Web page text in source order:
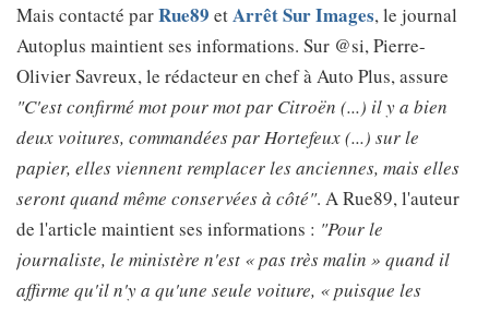
Mais contacté parRue89 etArrêt Sur Images, le journal
Autoplus maintient ses informations. Sur @si, Pierre-
Olivier Savreux, le rédacteur en chef à Auto Plus, assure
"C'est confirmé mot pour mot par Citroën (...) il y a bien
deux voitures, commandées par Hortefeux (...) sur le
papier, elles viennent remplacer les anciennes, mais elles
seront quand même conservées à côté". A Rue89, l'auteur
de l'article maintient ses informations : "Pour le
journaliste, le ministère n'est « pas très malin » quand il
affirme qu'il n'y a qu'une seule voiture, « puisque les